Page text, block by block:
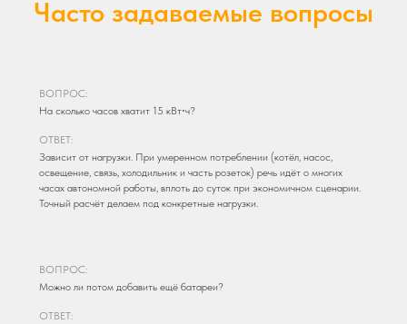
Часто задаваемые вопросы
ВОПРОС:
На сколько часов хватит 15 кВт⋅ч?
ОТВЕТ:
Зависит от нагрузки. При умеренном потреблении (котёл, насос,
освещение, связь, холодильник и часть розеток) речь идёт о многих
часах автономной работы, вплоть до суток при экономичном сценарии.
Точный расчёт делаем под конкретные нагрузки.
ВОПРОС:
Можно ли потом добавить ещё батареи?
ОТВЕТ: